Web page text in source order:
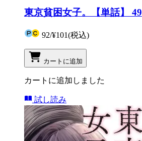
東京貧困女子。【単話】 49
92/¥101(税込)
カートに追加
カートに追加しました
試し読み